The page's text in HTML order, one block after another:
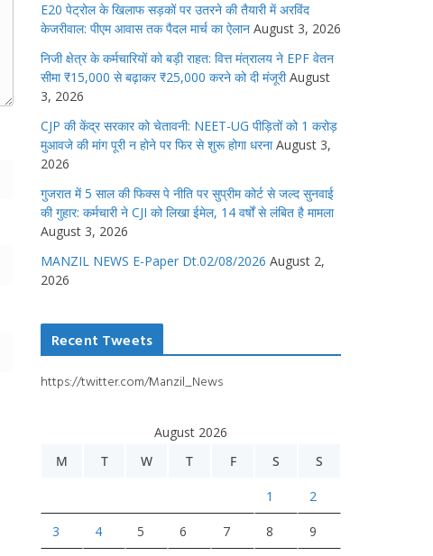
E20 पेट्रोल के खिलाफ सड़कों पर उतरने की तैयारी में अरविंद
केजरीवाल: पीएम आवास तक पैदल मार्च का ऐलान August 3, 2026
निजी क्षेत्र के कर्मचारियों को बड़ी राहत: वित्त मंत्रालय ने EPF वेतन
सीमा ₹15,000 से बढ़ाकर ₹25,000 करने को दी मंजूरी August
3, 2026
CJP की केंद्र सरकार को चेतावनी: NEET-UG पीड़ितों को 1 करोड़
मुआवजे की मांग पूरी न होने पर फिर से शुरू होगा धरना August 3,
2026
गुजरात में 5 साल की फिक्स पे नीति पर सुप्रीम कोर्ट से जल्द सुनवाई
की गुहार: कर्मचारी ने CJI को लिखा ईमेल, 14 वर्षों से लंबित है मामला
August 3, 2026
MANZIL NEWS E-Paper Dt.02/08/2026 August 2,
2026
Recent Tweets
https://twitter.com/Manzil_News
August 2026
M
T W T F S S
1 2
3 4 5 6 7 8 9